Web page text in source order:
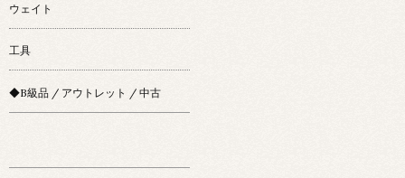
ウェイト
工具
◆B級品 / アウトレット / 中古